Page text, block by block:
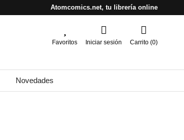
Atomcomics.net, tu librería online
Favoritos Iniciar sesión Carrito (0)
Novedades